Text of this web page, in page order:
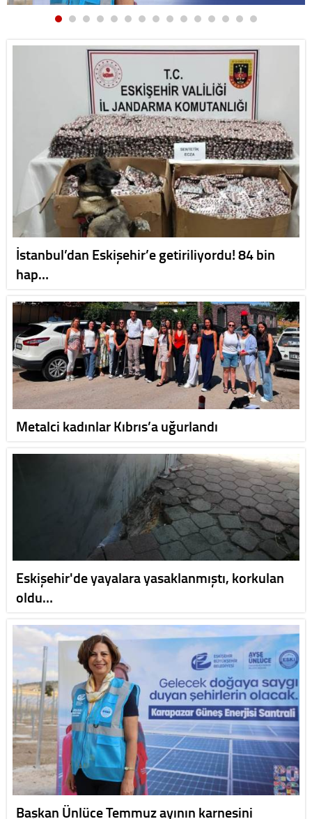
İstanbul’dan Eskişehir’e getiriliyordu! 84 bin
hap…
Metalci kadınlar Kıbrıs’a uğurlandı
Eskişehir'de yayalara yasaklanmıştı, korkulan
oldu…
Başkan Ünlüce Temmuz ayının karnesini